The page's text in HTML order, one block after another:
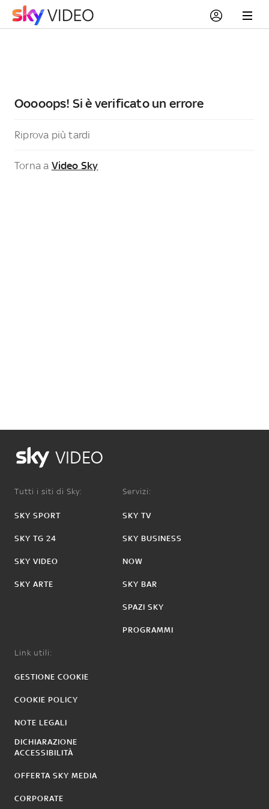
Ooooops! Si è verificato un errore
Riprova più tardi
Torna a Video Sky
VIDEO
Tutti i siti di Sky:
SKY SPORT
SKY TG 24
SKY VIDEO
SKY ARTE
Servizi:
SKY TV
SKY BUSINESS
NOW
SKY BAR
SPAZI SKY
PROGRAMMI
Link utili:
GESTIONE COOKIE
COOKIE POLICY
NOTE LEGALI
DICHIARAZIONE
ACCESSIBILITÀ
OFFERTA SKY MEDIA
CORPORATE